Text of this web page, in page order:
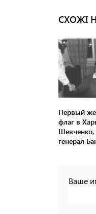
СХОЖІ
Первый
флаг в
генерал
Ваше